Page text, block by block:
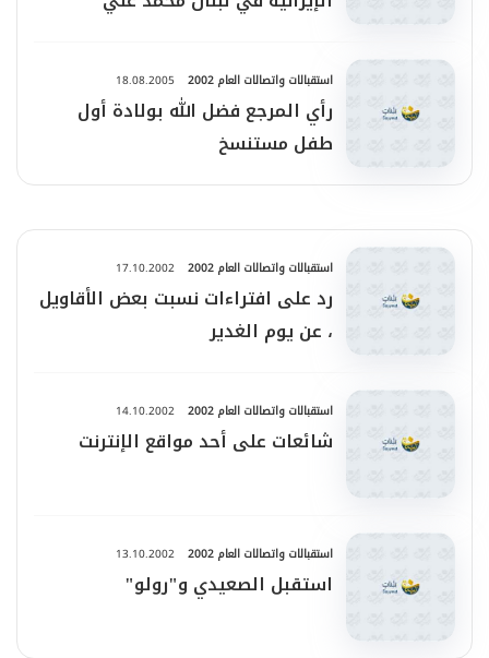
استقبالات واتصالات العام 2002 18.08.2005
رأي المرجع فضل الله بولادة أول
طفل مستنسخ
استقبالات واتصالات العام 2002 17.10.2002
رد على افتراءات نسبت بعض الأقاويل
، عن يوم الغدير
استقبالات واتصالات العام 2002 14.10.2002
شائعات على أحد مواقع الإنترنت
استقبالات واتصالات العام 2002 13.10.2002
استقبل الصعيدي و"رولو"